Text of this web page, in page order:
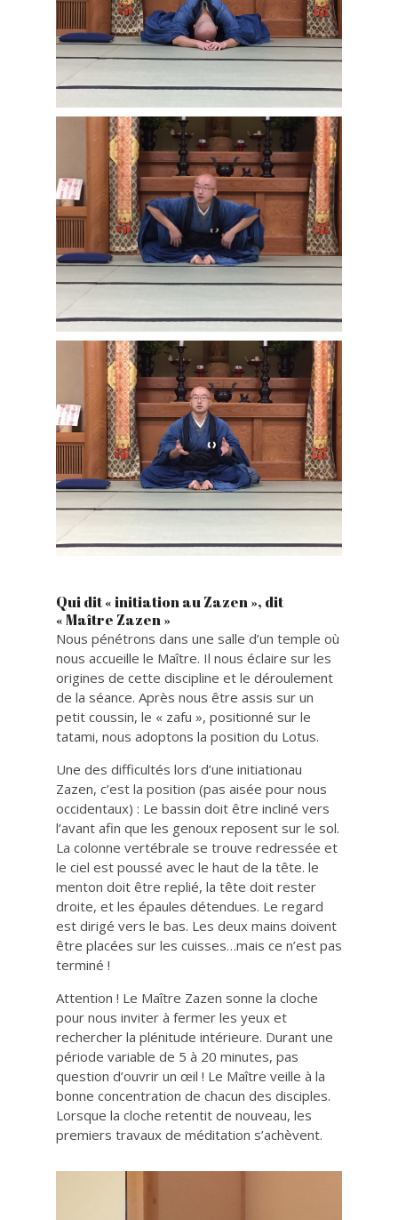
Qui dit « initiation au Zazen », dit
« Maître Zazen »
Nous pénétrons dans une salle d’un temple où
nous accueille le Maître. Il nous éclaire sur les
origines de cette discipline et le déroulement
de la séance. Après nous être assis sur un
petit coussin, le « zafu », positionné sur le
tatami, nous adoptons la position du Lotus.
Une des difficultés lors d’une initiationau
Zazen, c’est la position (pas aisée pour nous
occidentaux) : Le bassin doit être incliné vers
l’avant afin que les genoux reposent sur le sol.
La colonne vertébrale se trouve redressée et
le ciel est poussé avec le haut de la tête. le
menton doit être replié, la tête doit rester
droite, et les épaules détendues. Le regard
est dirigé vers le bas. Les deux mains doivent
être placées sur les cuisses…mais ce n’est pas
terminé !
Attention ! Le Maître Zazen sonne la cloche
pour nous inviter à fermer les yeux et
rechercher la plénitude intérieure. Durant une
période variable de 5 à 20 minutes, pas
question d’ouvrir un œil ! Le Maître veille à la
bonne concentration de chacun des disciples.
Lorsque la cloche retentit de nouveau, les
premiers travaux de méditation s’achèvent.